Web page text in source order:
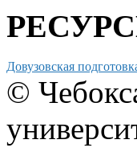
Довузовская
©